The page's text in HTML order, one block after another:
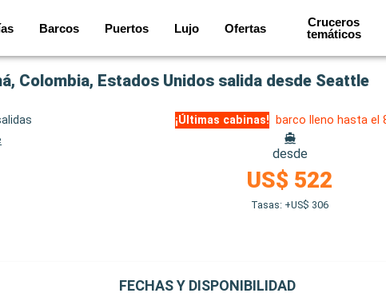
Barcos Puertos Lujo Ofertas
Cruceros
temáticos
Colombia, Estados Unidos salida desde Seattle
¡Últimas cabinas! barco lleno hasta el
desde
US$ 522
Tasas: +US$ 306
FECHAS Y DISPONIBILIDAD